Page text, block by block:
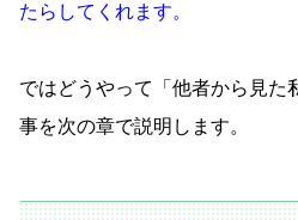
たらしてくれます。
ではどうやって「他者から見た
事を次の章で説明します。